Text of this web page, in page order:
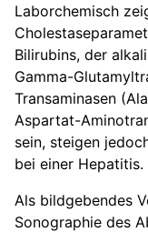
Laborchemisch
Bilirubins, der
Gamma-
Transaminasen
Aspartat-
sein, steigen
bei einer Hepatitis.
Als bildgebendes
Sonographie des